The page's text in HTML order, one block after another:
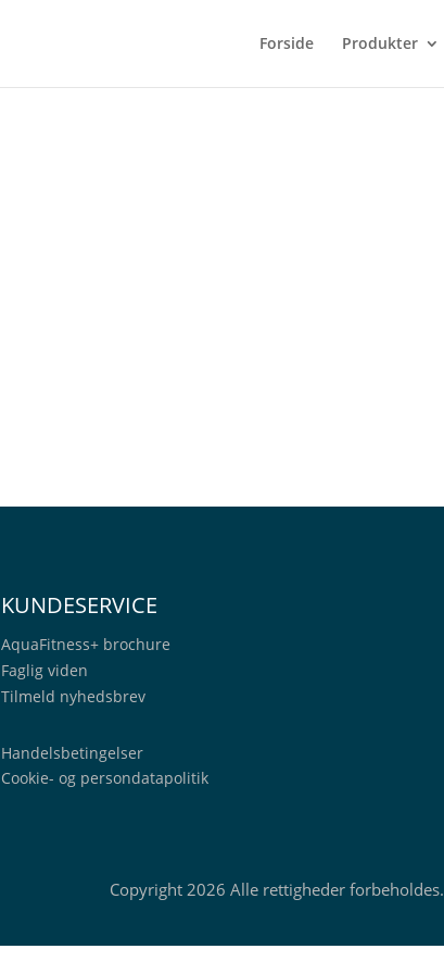
Forside Produkter
KUNDESERVICE
AquaFitness+ brochure
Faglig viden
Tilmeld nyhedsbrev
Handelsbetingelser
Cookie- og persondatapolitik
Copyright 2026 Alle rettigheder forbeholdes.